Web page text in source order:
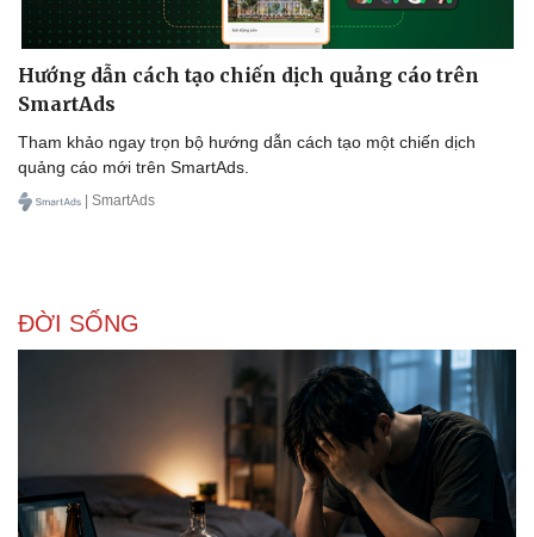
Hướng dẫn cách tạo chiến dịch quảng cáo trên
SmartAds
Tham khảo ngay trọn bộ hướng dẫn cách tạo một chiến dịch
quảng cáo mới trên SmartAds.
| SmartAds
ĐỜI SỐNG